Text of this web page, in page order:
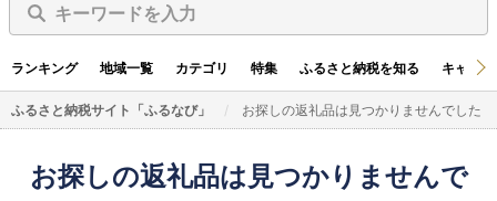
キーワードを入力
ランキング 地域一覧 カテゴリ 特集 ふるさと納税を知る キャン
ふるさと納税サイト「ふるなび」 お探しの返礼品は見つかりませんでした
お探しの返礼品は見つかりませんで